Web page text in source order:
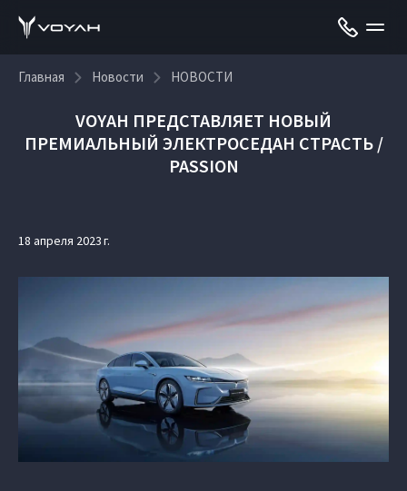
Главная Новости НОВОСТИ
VOYAH ПРЕДСТАВЛЯЕТ НОВЫЙ
ПРЕМИАЛЬНЫЙ ЭЛЕКТРОСЕДАН СТРАСТЬ /
PASSION
18 апреля 2023 г.